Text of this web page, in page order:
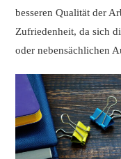
besseren Qualität der
Zufriedenheit, da sich
oder nebensächlichen